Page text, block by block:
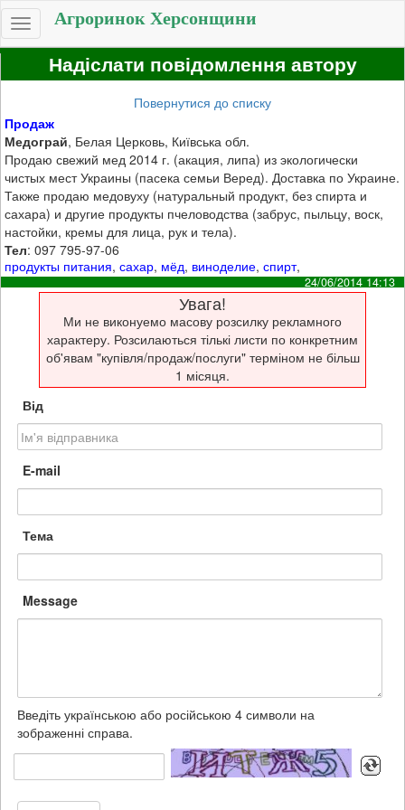
Toggle
navigation
Агроринок Херсонщини
Надіслати повідомлення автору
Повернутися до списку
Продаж
Медограй, Белая Церковь, Київська обл.
Продаю свежий мед 2014 г. (акация, липа) из экологически
чистых мест Украины (пасека семьи Веред). Доставка по Украине.
Также продаю медовуху (натуральный продукт, без спирта и
сахара) и другие продукты пчеловодства (забрус, пыльцу, воск,
настойки, кремы для лица, рук и тела).
Тел: 097 795-97-06
продукты питания,сахар, мёд, виноделие,спирт,
24/06/2014 14:13
Увага!
Ми не виконуемо масову розсилку рекламного
характеру. Розсилаються тількі листи по конкретним
об'явам "купівля/продаж/послуги" терміном не більш
1 місяця.
Від
E-mail
Тема
Message
Введіть українською або російською 4 символи на
зображенні справа.